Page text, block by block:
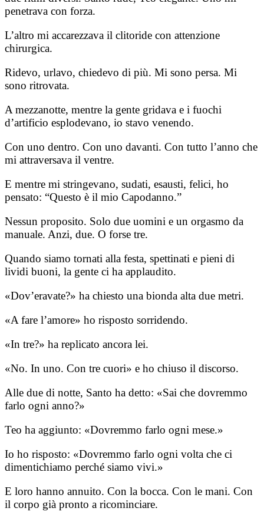
penetrava con forza.
L’altro mi accarezzava il clitoride con attenzione
chirurgica.
Ridevo, urlavo, chiedevo di più. Mi sono persa. Mi
sono ritrovata.
A mezzanotte, mentre la gente gridava e i fuochi
d’artificio esplodevano, io stavo venendo.
Con uno dentro. Con uno davanti. Con tutto l’anno che
mi attraversava il ventre.
E mentre mi stringevano, sudati, esausti, felici, ho
pensato: “Questo è il mio Capodanno.”
Nessun proposito. Solo due uomini e un orgasmo da
manuale. Anzi, due. O forse tre.
Quando siamo tornati alla festa, spettinati e pieni di
lividi buoni, la gente ci ha applaudito.
«Dov’eravate?» ha chiesto una bionda alta due metri.
«A fare l’amore» ho risposto sorridendo.
«In tre?» ha replicato ancora lei.
«No. In uno. Con tre cuori» e ho chiuso il discorso.
Alle due di notte, Santo ha detto: «Sai che dovremmo
farlo ogni anno?»
Teo ha aggiunto: «Dovremmo farlo ogni mese.»
Io ho risposto: «Dovremmo farlo ogni volta che ci
dimentichiamo perché siamo vivi.»
E loro hanno annuito. Con la bocca. Con le mani. Con
il corpo già pronto a ricominciare.